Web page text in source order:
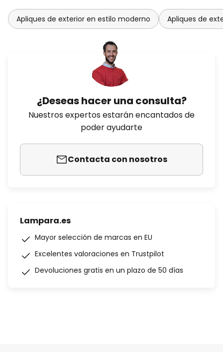
Apliques de exterior en estilo moderno Apliques de
¿Deseas hacer una consulta?
Nuestros expertos estarán encantados de
poder ayudarte
Contacta con nosotros
Lampara.es
Mayor selección de marcas en EU
Excelentes valoraciones en Trustpilot
Devoluciones gratis en un plazo de 50 días